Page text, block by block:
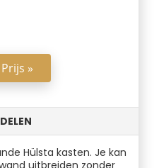
»
Hülsta kasten. Je kan
uitbreiden zonder